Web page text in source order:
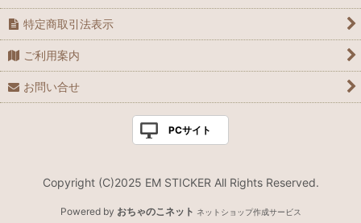
特定商取引法表示
ご利用案内
お問い合せ
PCサイト
Copyright (C)2025 EM STICKER All Rights Reserved.
Powered by おちゃのこネット ネットショップ作成サービス